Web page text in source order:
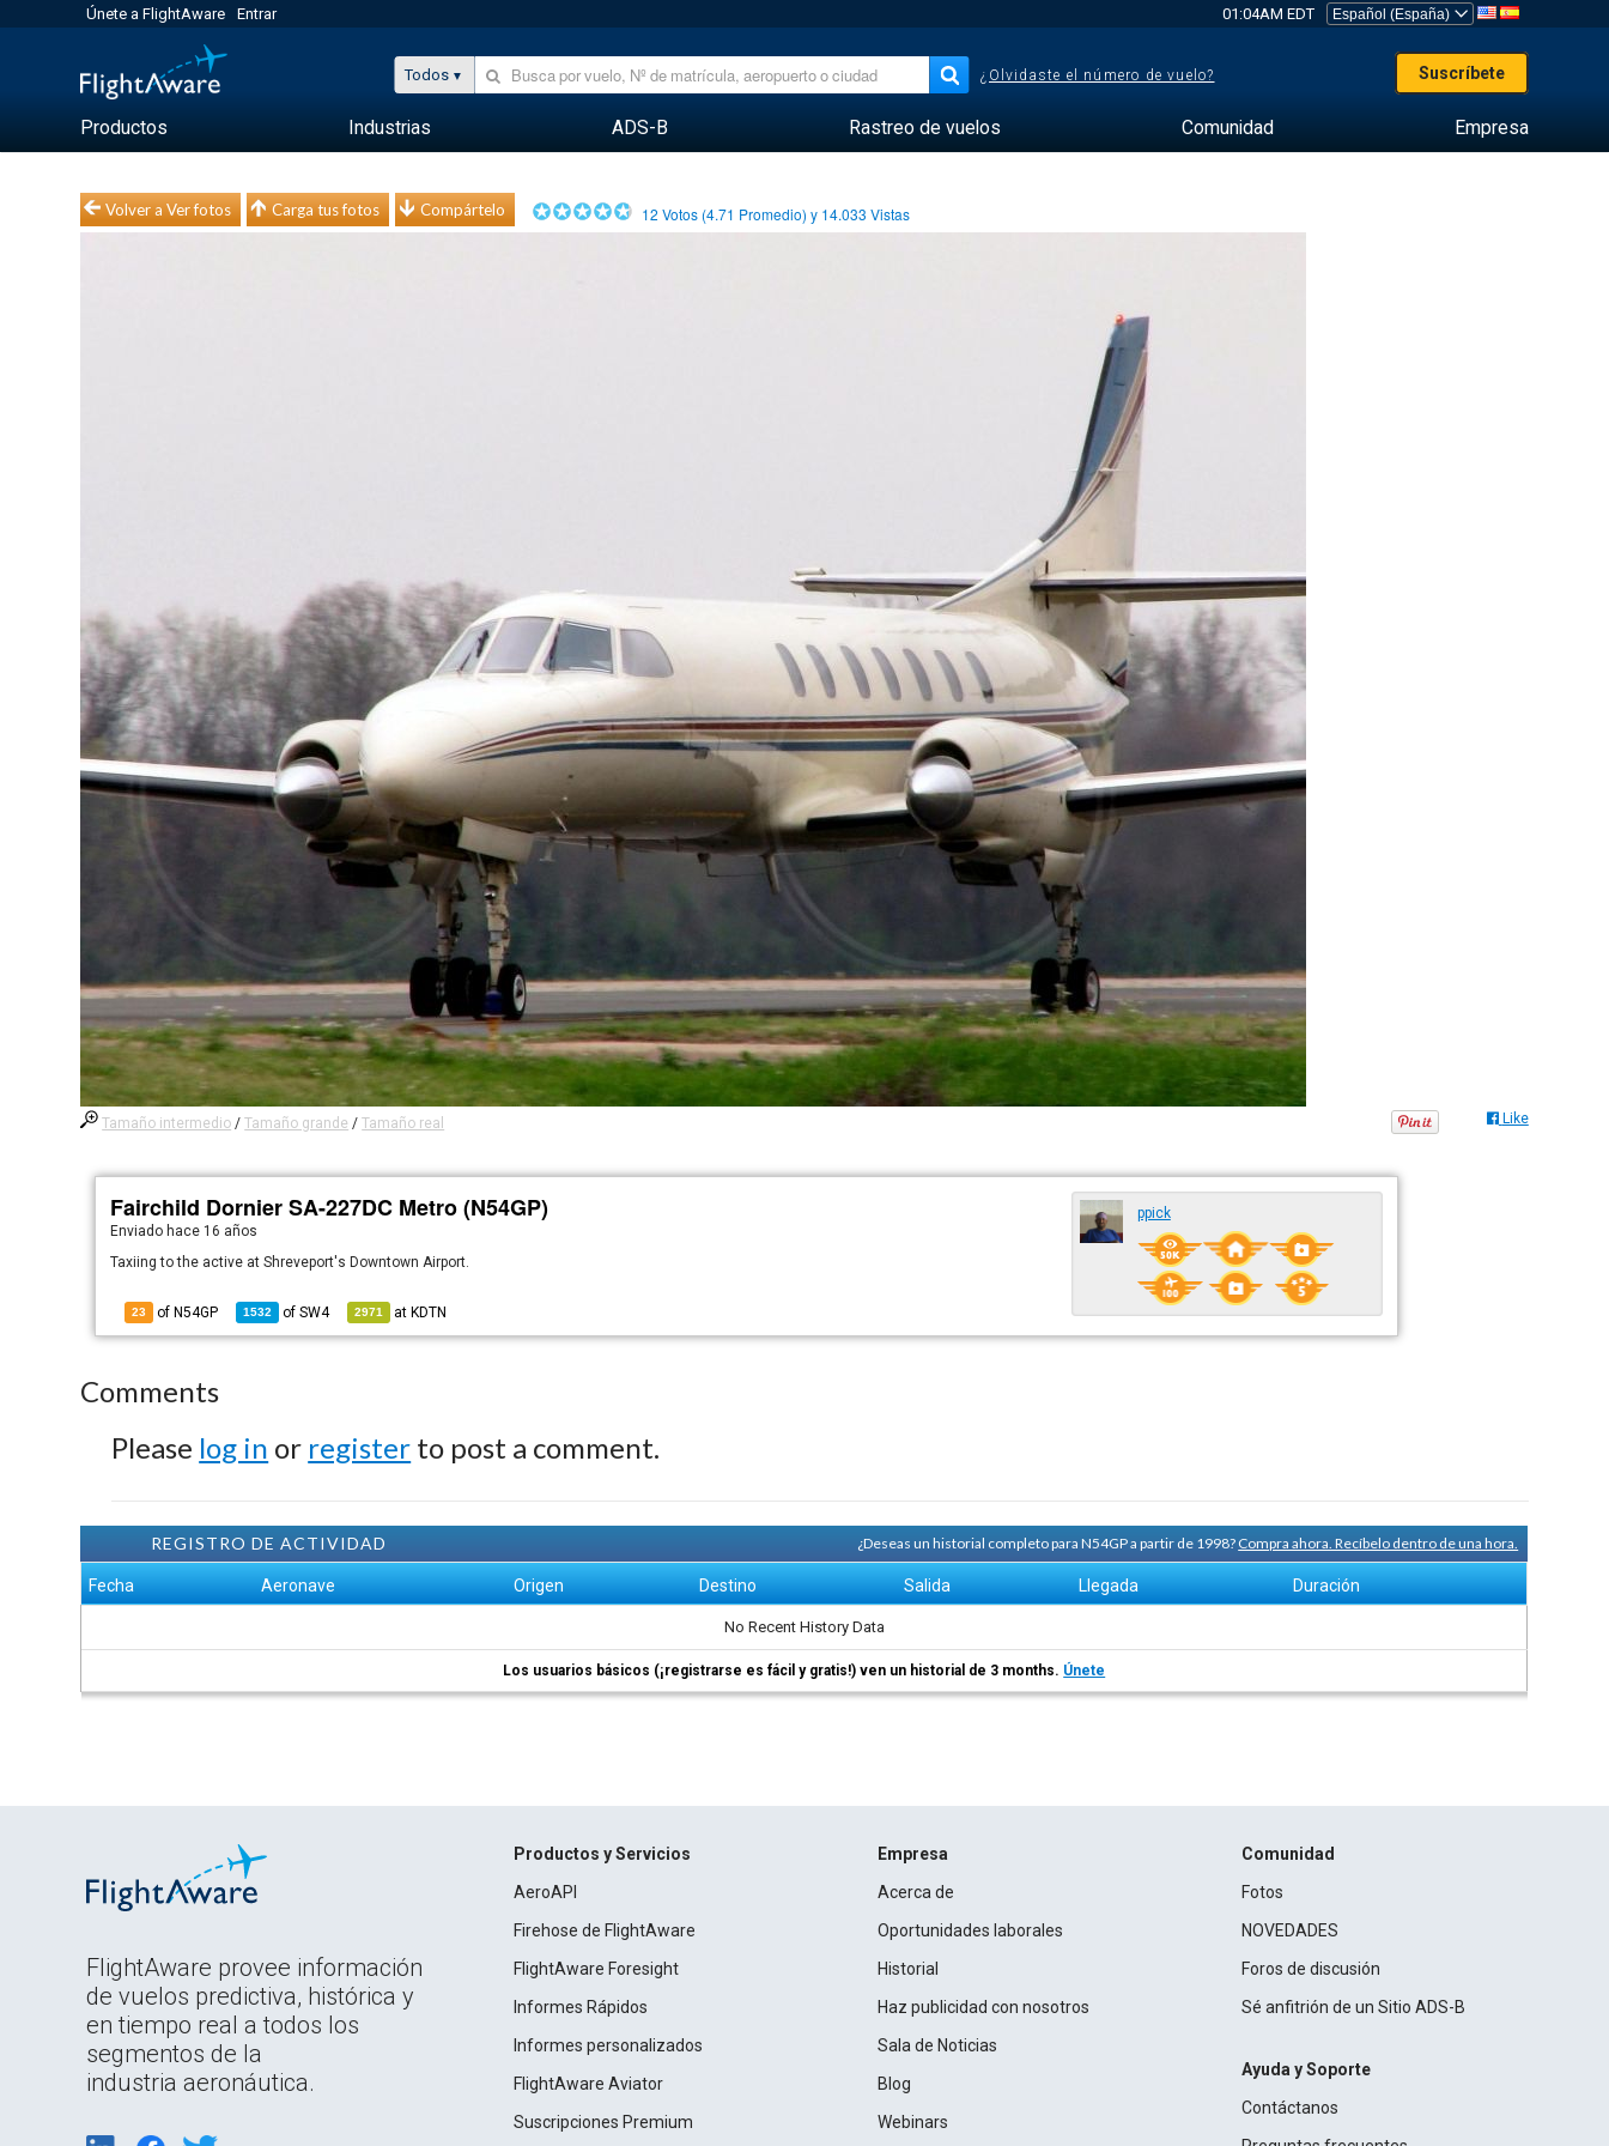
Únete a FlightAware Entrar 01:04AM EDT
Todos ¿Olvidaste el número de vuelo? Suscríbete
Productos Industrias ADS-B Rastreo de vuelos Comunidad Empresa
Volver a Ver fotos Carga tus fotos Compártelo 12 Votos (4.71 Promedio) y 14.033 Vistas
Tamaño intermedio /Tamaño grande /Tamaño real Like
Fairchild Dornier SA-227DC Metro (N54GP)
Enviado hace 16 años
Taxiing to the active at Shreveport's Downtown Airport.
23 of N54GP 1532 ofSW4 2971 at KDTN
ppick
Comments
Please log in or register to post a comment.
REGISTRO DE ACTIVIDAD ¿Deseas un historial completo para N54GP a partir de 1998?Compra ahora. Recíbelo dentro de una hora.
Fecha Aeronave Origen Destino Salida Llegada Duración
No Recent History Data
Los usuarios básicos (¡registrarse es fácil y gratis!) ven un historial de 3 months. Únete
FlightAware provee información
de vuelos predictiva, histórica y
en tiempo real a todos los
segmentos de la
industria aeronáutica.
Productos y Servicios
AeroAPI
Firehose de FlightAware
FlightAware Foresight
Informes Rápidos
Informes personalizados
FlightAware Aviator
Suscripciones Premium
Empresa
Acerca de
Oportunidades laborales
Historial
Haz publicidad con nosotros
Sala de Noticias
Blog
Webinars
Comunidad
Fotos
NOVEDADES
Foros de discusión
Sé anfitrión de un Sitio ADS-B
Ayuda y Soporte
Contáctanos